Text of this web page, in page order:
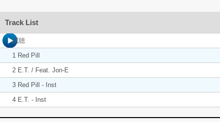
Track List
試聴
1 Red Pill
2 E.T. / Feat. Jon-E
3 Red Pill - Inst
4 E.T. - Inst